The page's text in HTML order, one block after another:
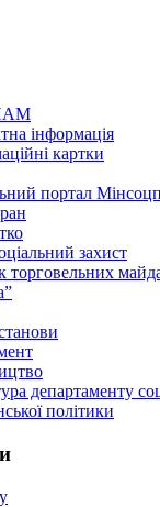
інформація
картки
портал
захист
торговельних
департаменту
політики